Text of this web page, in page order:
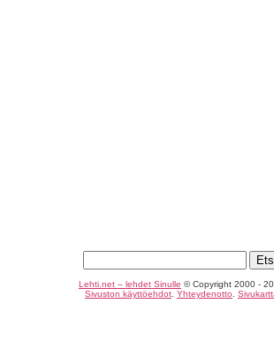
Lehti.net – lehdet Sinulle © Copyright 2000 -
Sivuston käyttöehdot Yhteydenotto